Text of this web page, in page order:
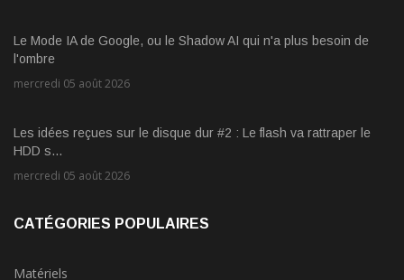
Le Mode IA de Google, ou le Shadow AI qui n'a plus besoin de
l'ombre
mercredi 05 août 2026
Les idées reçues sur le disque dur #2 : Le flash va rattraper le
HDD s...
mercredi 05 août 2026
CATÉGORIES POPULAIRES
Matériels